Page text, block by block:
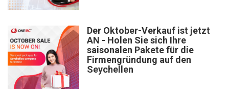
Der Oktober-Verkauf ist jetzt
AN - Holen Sie sich Ihre
saisonalen Pakete für die
Firmengründung auf den
Seychellen